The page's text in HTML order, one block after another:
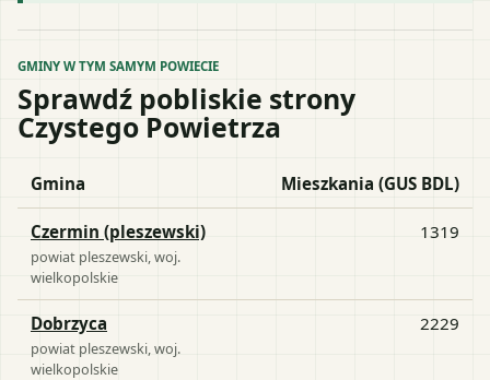
GMINY W TYM SAMYM POWIECIE
Sprawdź pobliskie strony
Czystego Powietrza
Gmina Mieszkania (GUS BDL)
Czermin (pleszewski)
powiat pleszewski , woj.
wielkopolskie
1319
Dobrzyca
powiat pleszewski , woj.
wielkopolskie
2229